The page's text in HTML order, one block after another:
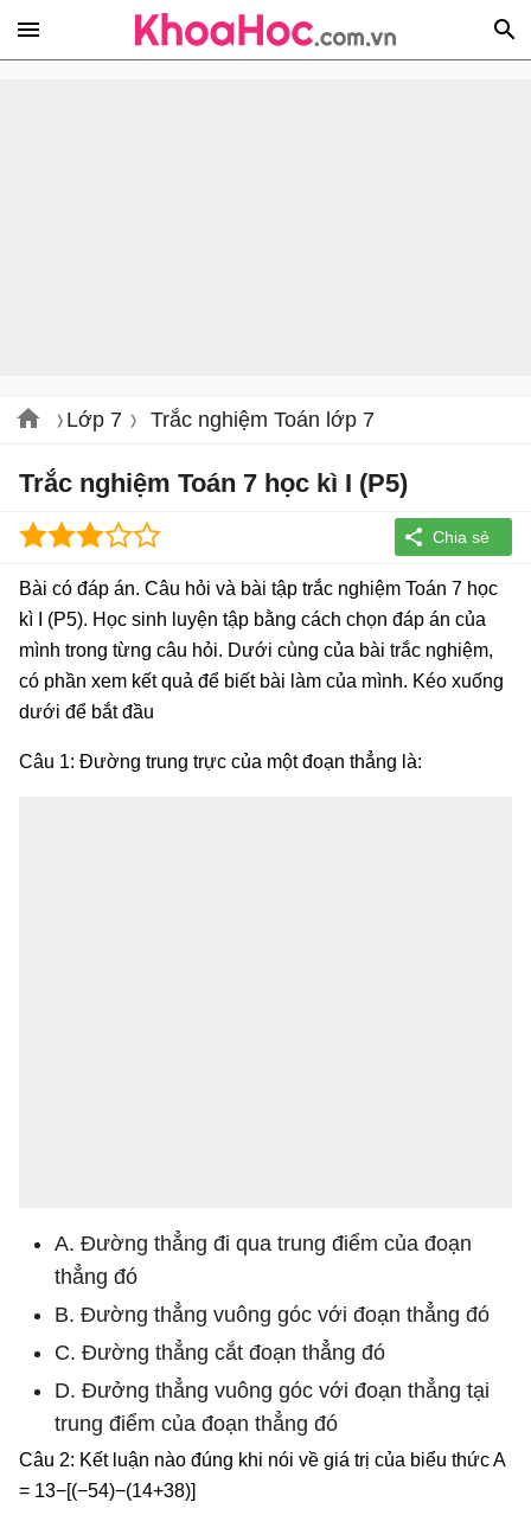
Lớp 7 Trắc nghiệm Toán lớp 7
Trắc nghiệm Toán 7 học kì I (P5)
Bài có đáp án. Câu hỏi và bài tập trắc nghiệm Toán 7 học
kì I (P5). Học sinh luyện tập bằng cách chọn đáp án của
mình trong từng câu hỏi. Dưới cùng của bài trắc nghiệm,
có phần xem kết quả để biết bài làm của mình. Kéo xuống
dưới để bắt đầu
Câu 1: Đường trung trực của một đoạn thẳng là:
A. Đường thẳng đi qua trung điểm của đoạn
thẳng đó
B. Đường thẳng vuông góc với đoạn thẳng đó
C. Đường thẳng cắt đoạn thẳng đó
D. Đưởng thẳng vuông góc với đoạn thẳng tại
trung điểm của đoạn thẳng đó
Câu 2: Kết luận nào đúng khi nói về giá trị của biểu thức A
= 13−[(−54)−(14+38)]